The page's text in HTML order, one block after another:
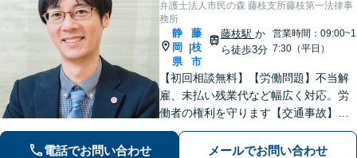
弁護士法人市民の森 藤枝支所藤枝第一法律事
務所
静
岡
県
|
藤
枝
市
藤枝駅 か
ら徒歩3分
営業時間：09:00~1
7:30（平日）
【初回相談無料】【労働問題】不当解
雇、未払い残業代など幅広く対応。労
働者の権利を守ります【交通事故】保
険会社との交渉もお任せ。事故後の不
安な気持ちに寄り添う丁寧な対応【男
電話でお問い合わせ メールでお問い合わせ